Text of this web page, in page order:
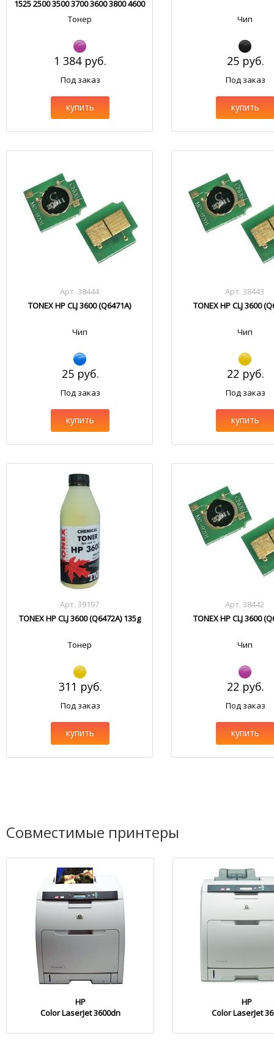
1525 2500 3500 3700 3600 3800 4600
4700 5500 HM103.1
Тонер
1 384 руб.
Под заказ
купить
Чип
25 руб.
Под заказ
купить
Арт. 38444
TONEX HP CLJ 3600 (Q6471A)
Чип
25 руб.
Под заказ
купить
Арт. 38443
TONEX HP CLJ 3600
Чип
22 руб.
Под заказ
купить
Арт. 39197
TONEX HP CLJ 3600 (Q6472A) 135g
Тонер
311 руб.
Под заказ
купить
Арт. 38442
TONEX HP CLJ 3600
Чип
22 руб.
Под заказ
купить
Совместимые принтеры
HP
Color LaserJet 3600dn
HP
Color LaserJet